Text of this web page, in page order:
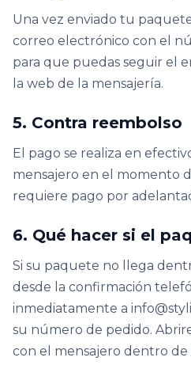
Una vez enviado tu
correo electrónico con el
para que puedas seguir el
la web de la mensajería.
5. Contra reembolso
El pago se realiza en
mensajero en el momento
requiere pago por
6. Qué hacer si el
Si su paquete no llega
desde la confirmación
inmediatamente a
su número de pedido.
con el mensajero dentro de